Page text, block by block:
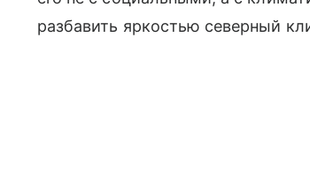
разбавить яркостью северный